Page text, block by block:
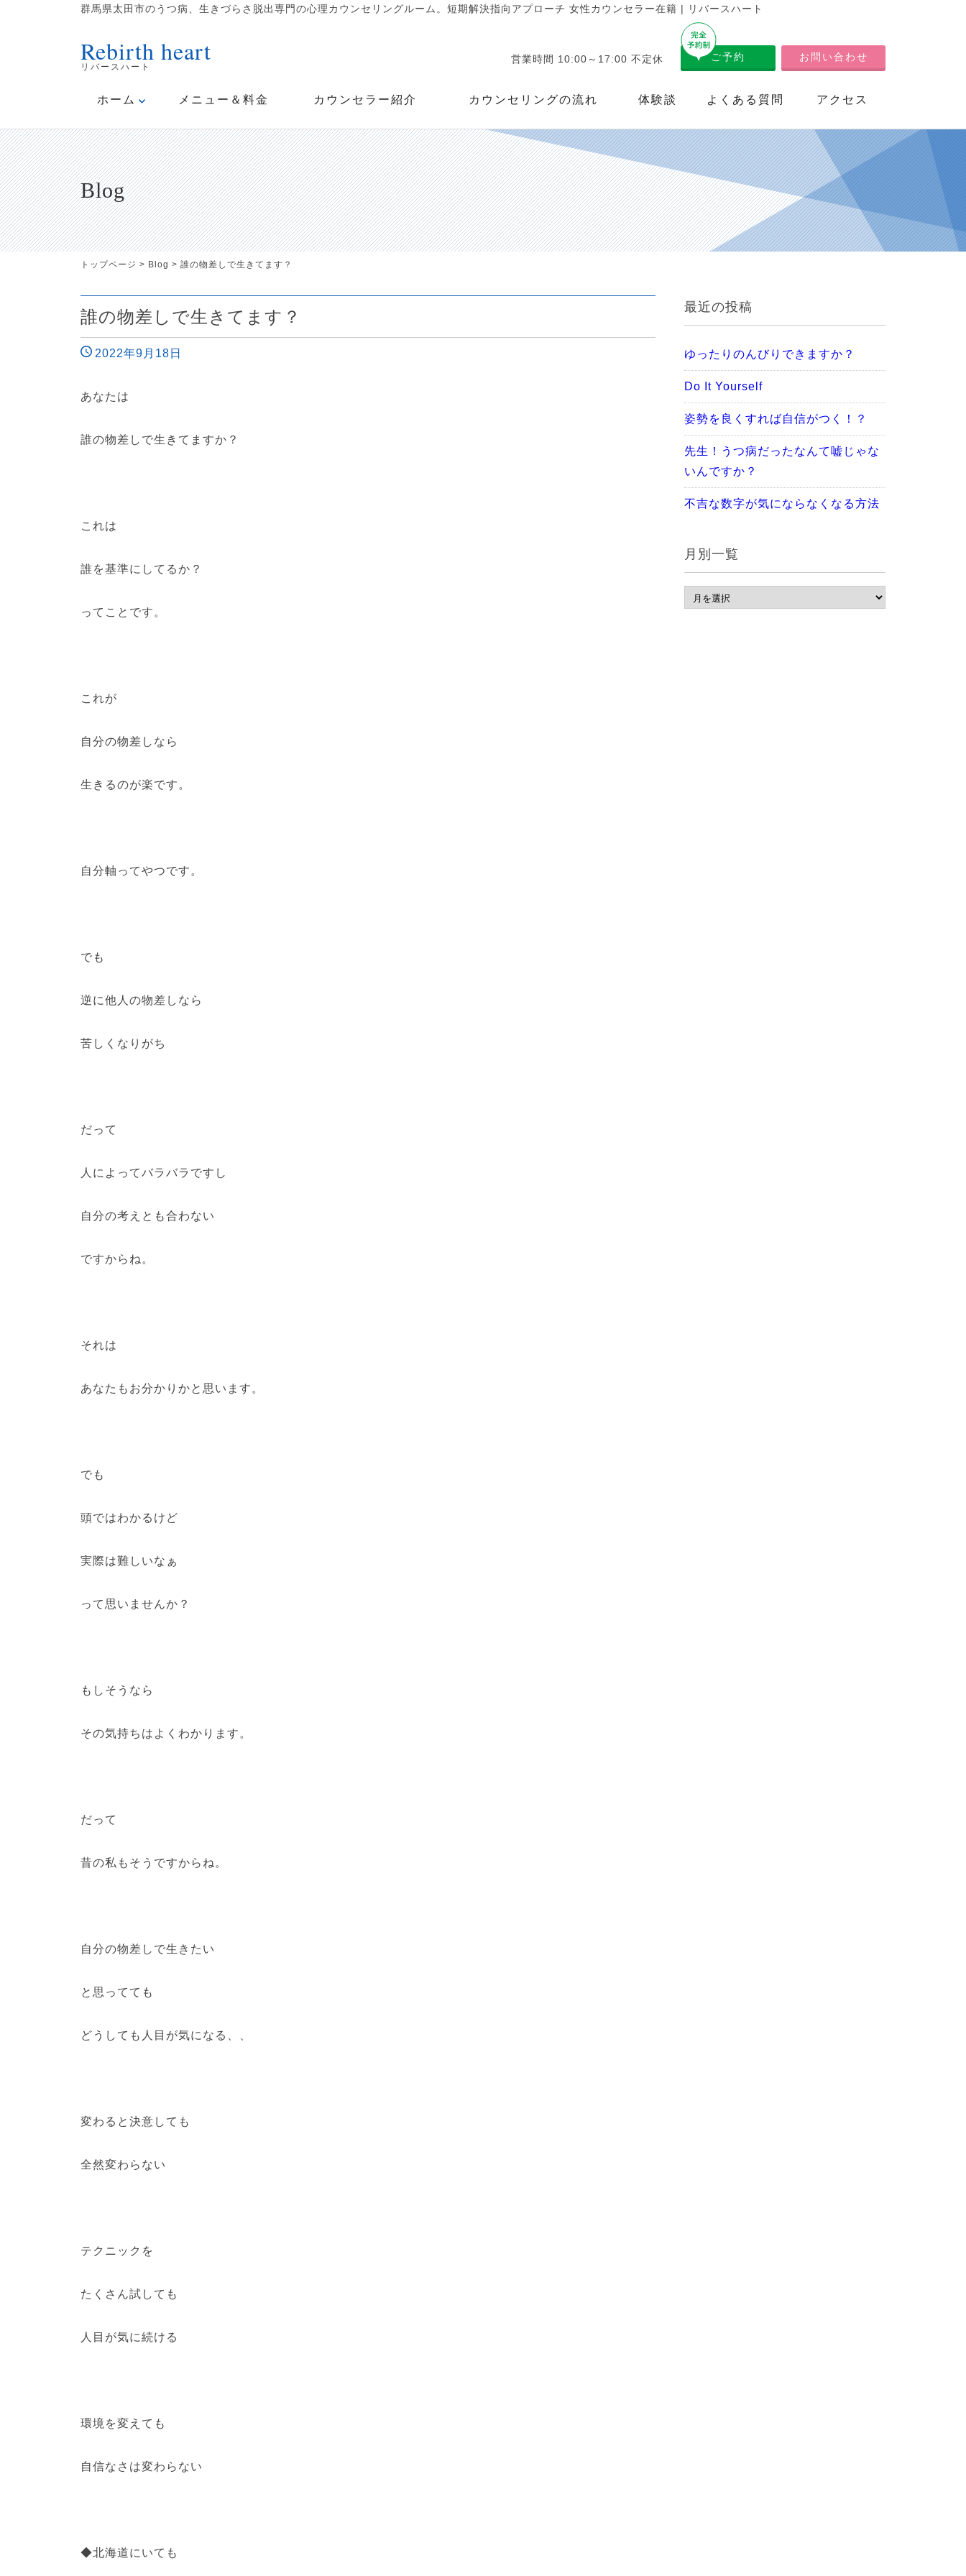
群馬県太田市のうつ病、生きづらさ脱出専門の心理カウンセリングルーム。短期解決指向アプローチ 女性カウンセラー在籍 | リバースハート
Rebirth heart
リバースハート
ご予約 お問い合わせ
営業時間 10:00～17:00 不定休
ホーム メニュー＆料金 カウンセラー紹介 カウンセリングの流れ 体験談 よくある質問 アクセス
Blog
トップページ > Blog > 誰の物差しで生きてます？
誰の物差しで生きてます？
2022年9月18日
あなたは
誰の物差しで生きてますか？
これは
誰を基準にしてるか？
ってことです。
これが
自分の物差しなら
生きるのが楽です。
自分軸ってやつです。
でも
逆に他人の物差しなら
苦しくなりがち
だって
人によってバラバラですし
自分の考えとも合わない
ですからね。
それは
あなたもお分かりかと思います。
でも
頭ではわかるけど
実際は難しいなぁ
って思いませんか？
もしそうなら
その気持ちはよくわかります。
だって
昔の私もそうですからね。
自分の物差しで生きたい
と思ってても
どうしても人目が気になる、、
変わると決意しても
全然変わらない
テクニックを
たくさん試しても
人目が気に続ける
環境を変えても
自信なさは変わらない
◆北海道にいても
最近の投稿
ゆったりのんびりできますか？
Do It Yourself
姿勢を良くすれば自信がつく！？
先生！うつ病だったなんて嘘じゃな
いんですか？
不吉な数字が気にならなくなる方法
月別一覧